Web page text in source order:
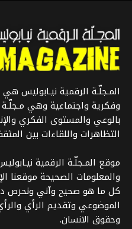
المـجلّـة الرقمية نيـابوليس
وفكرية واجتماعية وهي
بالوعي والمستوى الفكري
التظاهرات واللقاءات بين
موقع المـجلّـة الرقمية
والمعلومات الصحيحة موقعنا
كل ما هو صحيح وآني ونحرص
الموضوعي وتقديم الرأي
وحقوق الانسان.